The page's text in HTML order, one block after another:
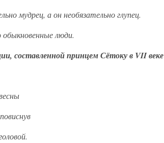
мудрец, а он необязательно глупец.
люди.
составленной принцем Сётоку в VII веке